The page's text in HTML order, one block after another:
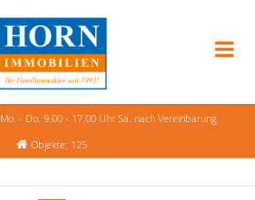
Mo. - Do. 9.00 - 17.00 Uhr Sa. nach Vereinbarung
Objekte: 125